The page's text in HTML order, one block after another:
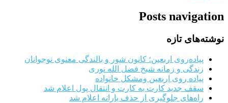
Posts navigation
نوشته‌های تازه
پیاده‌روی اربعین؛ کانون شور و بالندگی معنوی نوجوانان
زندگی و زمانه شیخ فضل الله نوری
پیاده روی اربعین ومشکل خانواده
سقف جدید کارت به کارت و انتقال پول اعلام شد
راه‌های جلوگیری از حذف یارانه اعلام شد